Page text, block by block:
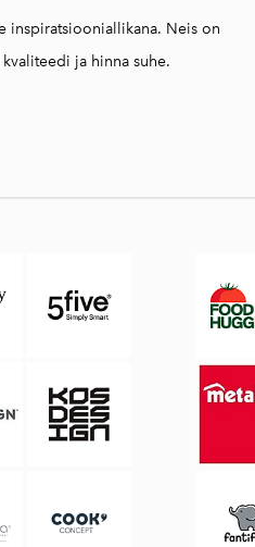
inspiratsiooniallikana. Neis on
ja hinna suhe.